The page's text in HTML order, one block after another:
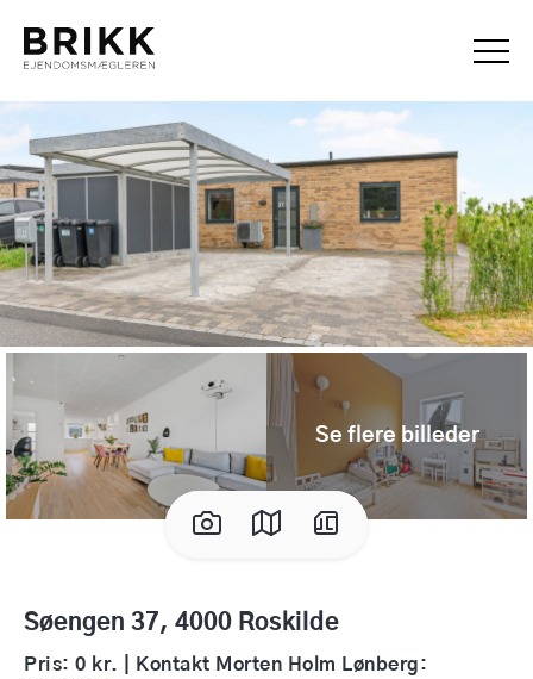
Se flere billeder
Søengen 37, 4000 Roskilde
Pris: 0 kr. | Kontakt Morten Holm Lønberg: